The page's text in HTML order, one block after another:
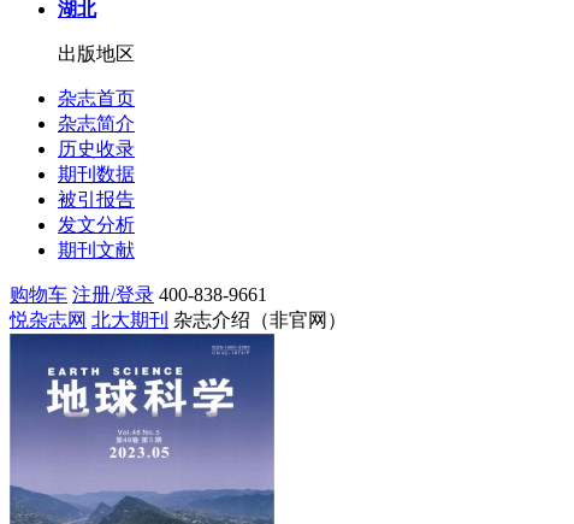
湖北
出版地区
杂志首页
杂志简介
历史收录
期刊数据
被引报告
发文分析
期刊文献
购物车 注册/登录 400-838-9661
悦杂志网 北大期刊 杂志介绍（非官网）